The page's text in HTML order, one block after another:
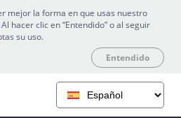
mejor la forma en que usas nuestro
hacer clic en “Entendido” o al seguir
su uso.
Entendido